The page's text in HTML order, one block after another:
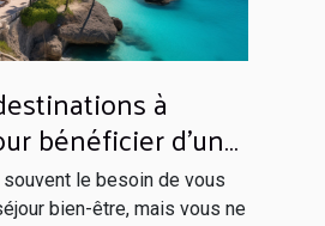
à
bénéficier d’un
le besoin de vous
bien-être, mais vous ne